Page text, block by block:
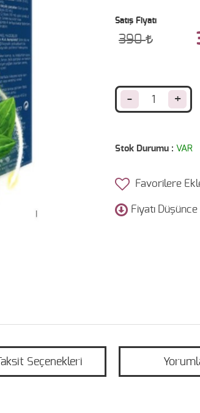
Satış Fiyatı
390
- +
Stok Durumu : VAR
Favorilere
Fiyatı
Taksit Seçenekleri